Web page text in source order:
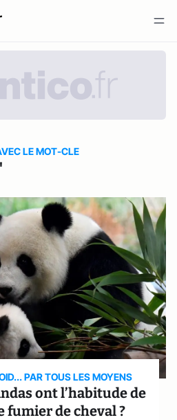
LE MOT-CLE
PAR TOUS LES MOYENS
ont l’habitude de
fumier de cheval ?